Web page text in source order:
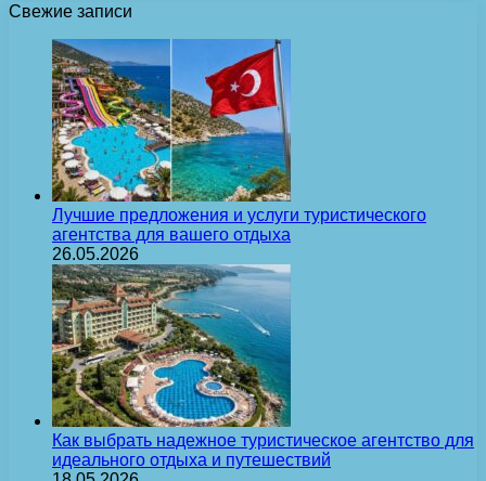
Свежие записи
Лучшие предложения и услуги туристического
агентства для вашего отдыха
26.05.2026
Как выбрать надежное туристическое агентство для
идеального отдыха и путешествий